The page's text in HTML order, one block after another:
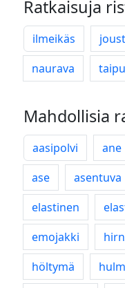
Ratkaisuja
ilmeikäs
naurava
Mahdollisia
aasipolvi ane
ase
asentuva
elastinen
emojakki
höltymä